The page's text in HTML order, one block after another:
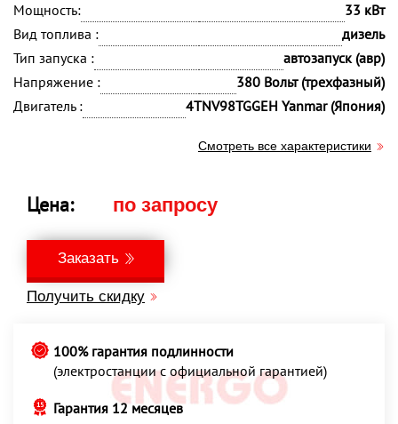
Мощность:
33 кВт
Вид топлива :
дизель
Тип запуска :
автозапуск (авр)
Напряжение :
380 Вольт (трехфазный)
Двигатель :
4TNV98TGGEH Yanmar (Япония)
Смотреть все характеристики
Цена: по запросу
Заказать
Получить скидку
100% гарантия подлинности
(электростанции с официальной гарантией)
Гарантия 12 месяцев